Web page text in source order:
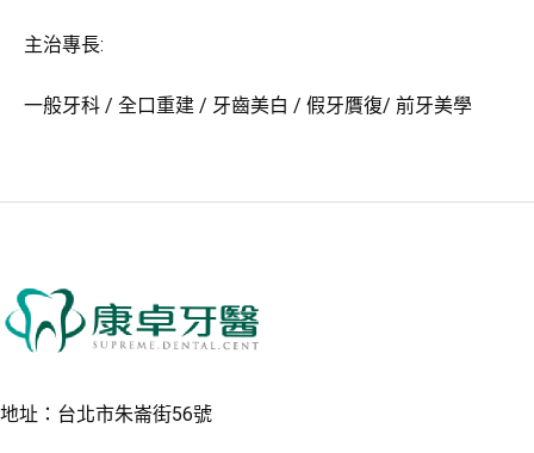
主治專長:
一般牙科 / 全口重建 / 牙齒美白 / 假牙贋復/ 前牙美學
地址：台北市朱崙街56號